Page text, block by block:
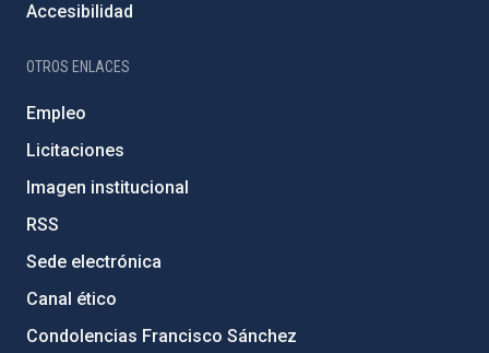
Accesibilidad
OTROS ENLACES
Empleo
Licitaciones
Imagen institucional
RSS
Sede electrónica
Canal ético
Condolencias Francisco Sánchez